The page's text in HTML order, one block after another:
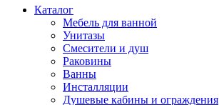
Каталог
Мебель для ванной
Унитазы
Смесители и душ
Раковины
Ванны
Инсталляции
Душевые кабины и ограждения